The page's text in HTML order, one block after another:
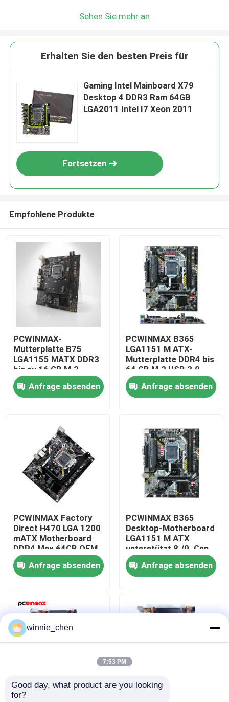
Produkte
Videos
Über uns
Fabrik-Ausflug
Qualitätskontrolle
Treten Sie mit uns in Verbindung
Fordern Sie ein Zitat
Gaming-Grafikkarten
Mining-Grafikkarte
Sehen Sie mehr an
Erhalten Sie den besten Preis für
Gaming Intel Mainboard X79
Desktop 4 DDR3 Ram 64GB
LGA2011 Intel I7 Xeon 2011
Fortsetzen
Empfohlene Produkte
PCWINMAX-
Mutterplatte B75
LGA1155 MATX DDR3
bis zu 16 GB M.2
SATA3 HD VGA-Ports
Desktop-Platte für
Office-PC und
Anfrage absenden
PCWINMAX B365
LGA1151 M ATX-
Mutterplatte DDR4 bis
64 GB M.2 USB 3.0
Unterstützung 8. 9.
Generation
Prozessoren OEM
Anfrage absenden
PCWINMAX Factory
Direct H470 LGA 1200
mATX Motherboard
DDR4 Max 64GB OEM
ODM Unterstützung
10. 11. Generation
CPU Großhandel
Anfrage absenden
PCWINMAX B365
Desktop-Motherboard
LGA1151 M ATX
unterstützt 8./9. Gen
CPU DDR4 bis zu 64
GB M.2 USB 3.0
Mainboard OEM
Anfrage absenden
Motherboard
winnie_chen
7:53 PM
Good day, what product are you looking
for?